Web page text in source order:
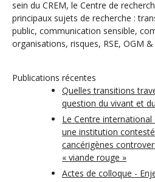
sein du CREM, le Centre de
principaux sujets de recherche :
public, communication sensible,
organisations, risques, RSE, OGM
Publications récentes
Quelles transitions
question du vivant et
Le Centre
une institution
cancérigènes
« viande rouge »
Actes de colloque -